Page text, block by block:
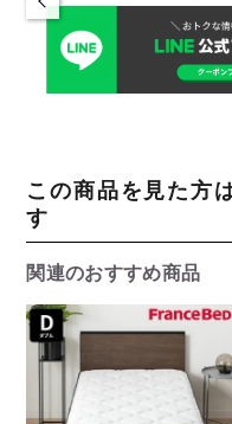
この商品を見た方
す
関連のおすすめ商品